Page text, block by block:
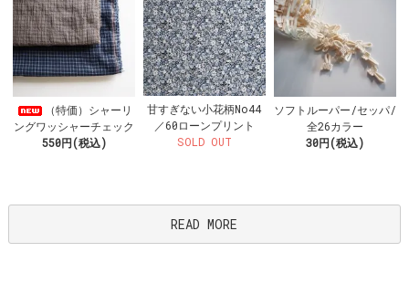
（特価）シャーリ
ングワッシャーチェック
550円(税込)
甘すぎない小花柄No44
／60ローンプリント
SOLD OUT
ソフトルーパー/セッパ/
全26カラー
30円(税込)
READ MORE